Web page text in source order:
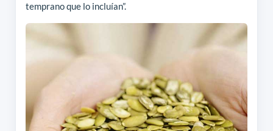
temprano que lo incluían”.